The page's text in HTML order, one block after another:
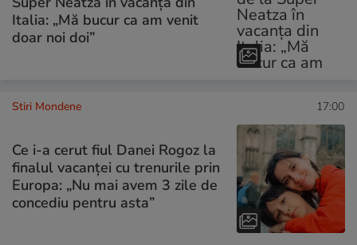
Italia: „Mă bucur ca am venit
doar noi doi”
Stiri Mondene 17:00
Ce i-a cerut fiul Danei Rogoz la
finalul vacanței cu trenurile prin
Europa: „Nu mai avem 3 zile de
concediu pentru asta”